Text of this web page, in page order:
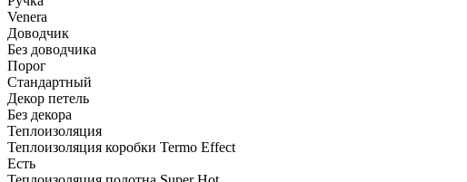
Venera
Доводчик
Без доводчика
Порог
Стандартный
Декор петель
Без декора
Теплоизоляция
Теплоизоляция коробки Termo Effect
Есть